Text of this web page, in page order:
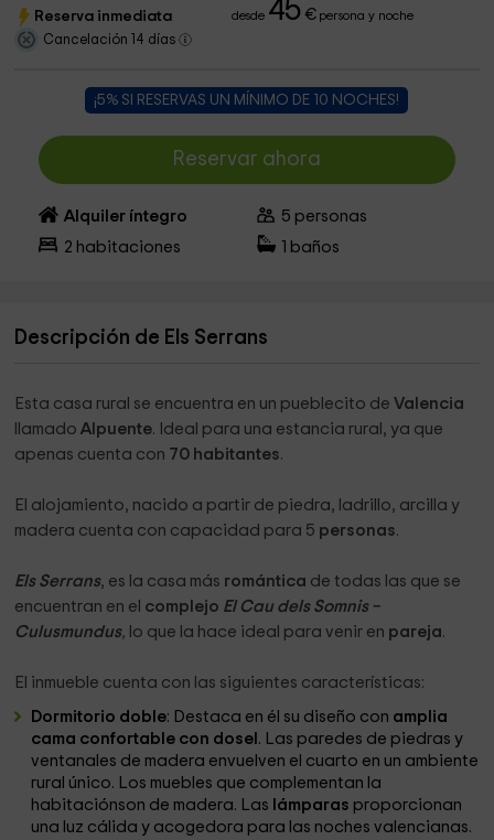
Reserva inmediata desde 45 €persona y noche
Cancelación 14 días
¡5% SI RESERVAS UN MÍNIMO DE 10 NOCHES!
Reservar ahora
Alquiler íntegro 5 personas
2 habitaciones baños
Descripción de Els Serrans
Esta casa rural se encuentra en un pueblecito de Valencia
llamadoAlpuente. Ideal para una estancia rural, ya que
apenas cuenta con 70 habitantes.
El alojamiento, nacido a partir de piedra, ladrillo, arcilla y
madera cuenta con capacidad para 5 personas.
Els Serrans, es la casa más romántica de todas las que se
encuentran en el complejo El Cau dels Somnis –
Culusmundus, lo que la hace ideal para venir en pareja.
El inmueble cuenta con las siguientes características:
Dormitorio doble: Destaca en él su diseño con amplia
cama confortable con dosel . Las paredes de piedras y
ventanales de madera envuelven el cuarto en un ambiente
rural único. Los muebles que complementan la
habitaciónson de madera. Las lámparas proporcionan
una luz cálida y acogedora para las noches valencianas.